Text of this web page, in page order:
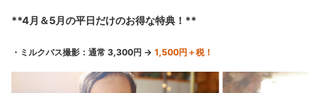
**4月＆5月の平日だけのお得な特典！**
・ミルクバス撮影：通常 3,300円 → 1,500円＋税！